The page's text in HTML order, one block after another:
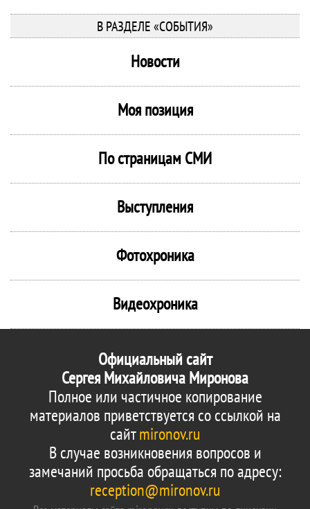
В РАЗДЕЛЕ «СОБЫТИЯ»
Новости
Моя позиция
По страницам СМИ
Выступления
Фотохроника
Видеохроника
Официальный сайт
Сергея Михайловича Миронова
Полное или частичное копирование
материалов приветствуется со ссылкой на
сайтmironov.ru
В случае возникновения вопросов и
замечаний просьба обращаться по адресу:
reception@mironov.ru